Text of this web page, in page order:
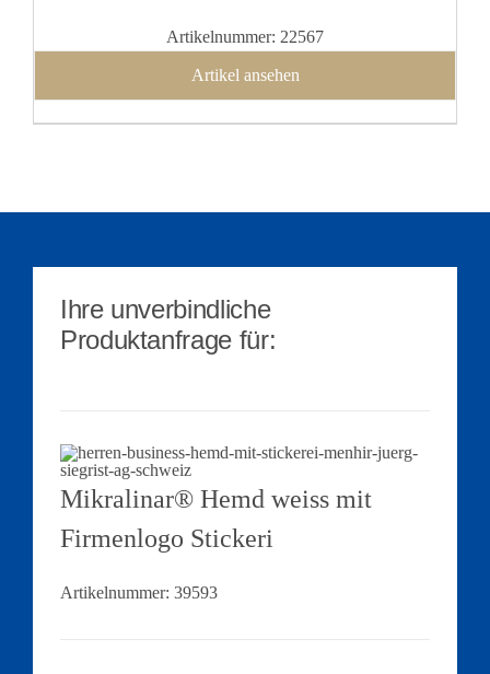
Artikelnummer: 22567
Artikel ansehen
Ihre unverbindliche
Produktanfrage für:
Mikralinar® Hemd weiss mit
Firmenlogo Stickeri
Artikelnummer: 39593